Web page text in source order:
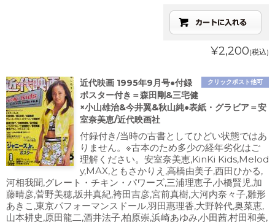
¥2,200(税込)
クリックポスト他可
近代映画 1995年9月号●付録
ポスター付き＝森田剛&三宅健
×小山雄治&今井翼&秋山純●表紙・グラビア＝安
室奈美恵/近代映画社
付録付き/当時の古書としてひどい状態ではあ
りません。※古本のため多少の経年劣化はご
理解ください。安室奈美恵,KinKi Kids,Melod
y,MAX,ともさかりえ,高橋由美子,西田ひかる,
河相我聞,グレート・チキン・パワーズ,三浦理恵子,小橋賢児,加
藤晴彦,菅野美穂,坂井真紀,袴田吉彦,宮前真樹,大河内奈々子,雛形
あきこ,東京パフォーマンスドール,羽田惠理香,大野幹代,奥菜恵,
山本耕史,原田龍二,酒井法子,柏原崇,浜崎あゆみ,小田茜,村田和美,